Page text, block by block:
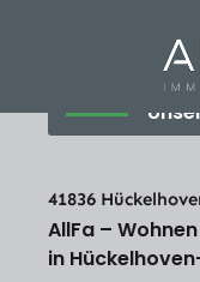
41836
AllFa –
in